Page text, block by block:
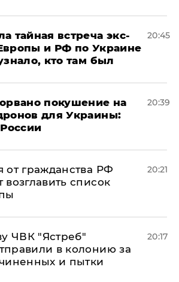
тайная встреча экс-
и РФ по Украине
кто там был
20:45
покушение на
для Украины:
20:39
от гражданства РФ
список
20:21
ЧВК "Ястреб"
в колонию за
и пытки
20:17